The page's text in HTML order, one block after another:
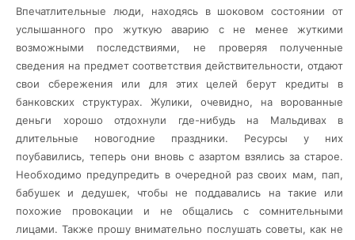
Впечатлительные люди, находясь в шоковом состоянии от
услышанного про жуткую аварию с не менее жуткими
возможными последствиями, не проверяя полученные
сведения на предмет соответствия действительности, отдают
свои сбережения или для этих целей берут кредиты в
банковских структурах. Жулики, очевидно, на ворованные
деньги хорошо отдохнули где-нибудь на Мальдивах в
длительные новогодние праздники. Ресурсы у них
поубавились, теперь они вновь с азартом взялись за старое.
Необходимо предупредить в очередной раз своих мам, пап,
бабушек и дедушек, чтобы не поддавались на такие или
похожие провокации и не общались с сомнительными
лицами. Также прошу внимательно послушать советы, как не